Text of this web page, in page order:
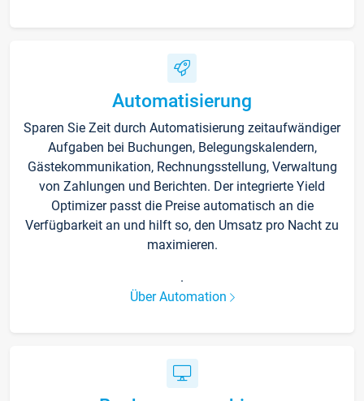
Automatisierung
Sparen Sie Zeit durch Automatisierung zeitaufwändiger
Aufgaben bei Buchungen, Belegungskalendern,
Gästekommunikation, Rechnungsstellung, Verwaltung
von Zahlungen und Berichten. Der integrierte Yield
Optimizer passt die Preise automatisch an die
Verfügbarkeit an und hilft so, den Umsatz pro Nacht zu
maximieren.
.
Über Automation